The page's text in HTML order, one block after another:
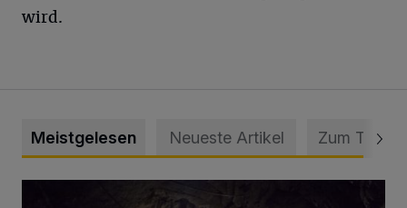
wird.
Meistgelesen Neueste Artikel Zum Thema